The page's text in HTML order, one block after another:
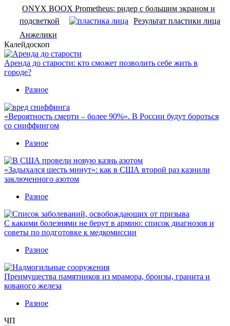
ONYX BOOX Prometheus: ридер с большим экраном и
подсветкой
Результат пластики лица
Анжелики
Калейдоскоп
Аренда до старости: кто сможет позволить себе жить в
городе?
Разное
«Вероятность смерти – более 90%». В России будут бороться
со сниффингом
Разное
«Задыхался шесть минут»: как в США второй раз казнили
заключенного азотом
Разное
С какими болезнями не берут в армию: список диагнозов и
советы по подготовке к медкомиссии
Разное
Преимущества памятников из мрамора, бронзы, гранита и
кованого железа
Разное
ЧП